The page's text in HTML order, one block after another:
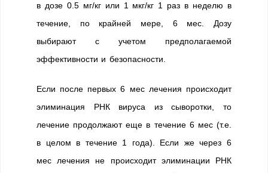
в дозе 0.5 мг/кг или 1 мкг/кг 1 раз в неделю в
течение, по крайней мере, 6 мес. Дозу
выбирают с учетом предполагаемой
эффективности и безопасности.
Если после первых 6 мес лечения происходит
элиминация РНК вируса из сыворотки, то
лечение продолжают еще в течение 6 мес (т.е.
в целом в течение 1 года). Если же через 6
мес лечения не происходит элиминации РНК